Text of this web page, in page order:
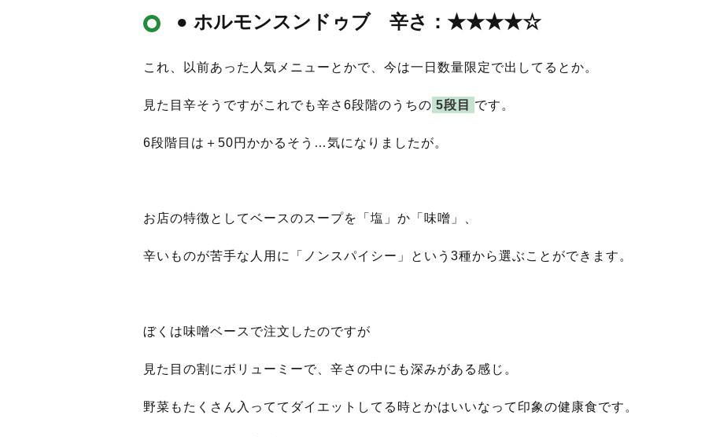
● ホルモンスンドゥブ 辛さ：★★★★☆
これ、以前あった人気メニューとかで、今は一日数量限定で出してるとか。
見た目辛そうですがこれでも辛さ6段階のうちの 5段目 です。
6段階目は＋50円かかるそう…気になりましたが。
お店の特徴としてベースのスープを「塩」か「味噌」、
辛いものが苦手な人用に「ノンスパイシー」という3種から選ぶことができます。
ぼくは味噌ベースで注文したのですが
見た目の割にボリューミーで、辛さの中にも深みがある感じ。
野菜もたくさん入っててダイエットしてる時とかはいいなって印象の健康食です。